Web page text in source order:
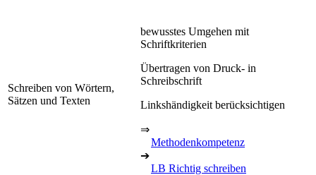
Schreiben von Wörtern,
Sätzen und Texten
bewusstes Umgehen mit
Schriftkriterien
Übertragen von Druck- in
Schreibschrift
Linkshändigkeit berücksichtigen
⇒
Methodenkompetenz
➔
LB Richtig schreiben